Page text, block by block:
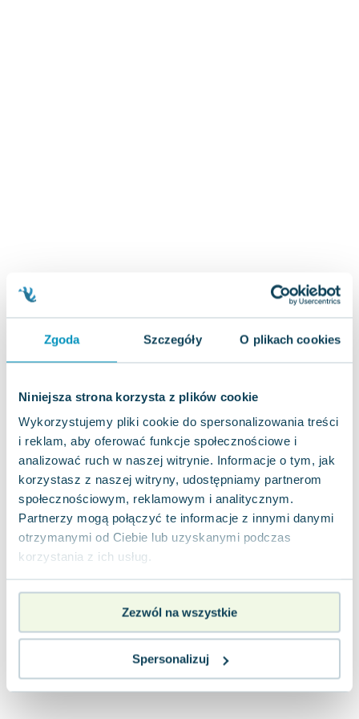
Zgoda Szczegóły O plikach cookies
Niniejsza strona korzysta z plików cookie
Wykorzystujemy pliki cookie do spersonalizowania treści
i reklam, aby oferować funkcje społecznościowe i
analizować ruch w naszej witrynie. Informacje o tym, jak
korzystasz z naszej witryny, udostępniamy partnerom
społecznościowym, reklamowym i analitycznym.
Partnerzy mogą połączyć te informacje z innymi danymi
otrzymanymi od Ciebie lub uzyskanymi podczas
korzystania z ich usług.
Zezwól na wszystkie
Spersonalizuj
Piotr Latocha
Jarosław Iwaszkiewicz
Jan Sztaudynger
Oscar Wilde
Małgorzata Ohme
Maddie Ziegler
Leszek Czarnecki
Joanna Racewicz
Maria Seweryn
Janina Zającówna
Eric Helms
Nela Mała Reporterka
Agnieszka Maciąg
Terry Pratchett